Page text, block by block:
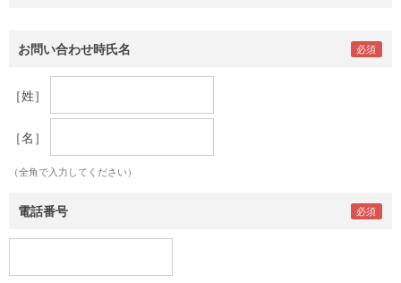
お問い合わせ時氏名
［姓］
［名］
（全角で入力してください）
電話番号